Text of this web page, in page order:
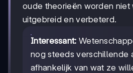
oude theorieën worden niet
uitgebreid en verbeterd.
Interessant:
nog steeds verschillende
afhankelijk van wat ze